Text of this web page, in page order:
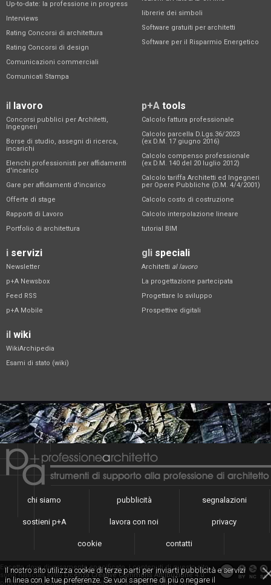
Up-to-date: la professione in progress
Interviews
Rating Concorsi di architettura
Rating Concorsi di design
Comunicazioni commerciali
Comunicati Stampa
librerie dei simboli
Software gratuiti per architetti
Software per il Risparmio Energetico
il lavoro
Concorsi pubblici per Architetti,
Ingegneri
Borse di studio, assegni di ricerca,
incarichi
Elenchi professionisti per affidamenti
d'incarico
Gare per affidamenti d'incarico
Offerte di stage
Rapporti di Lavoro
Portfolio di architettura
i servizi
Newsletter
p+A Newsbox
Feed RSS
p+A Mobile
il wiki
WikiArchipedia
Esami di stato (wiki)
p+A tools
Calcolo fattura professionale
Calcolo parcella D.Lgs.36/2023
(ex D.M. 17 giugno 2016)
Calcolo compenso professionale
(ex D.M. 140 del 20 luglio 2012)
Calcolo tariffa Architetti ed Ingegneri
per Opere Pubbliche (D.M. 4/4/2001)
Calcolo costo di costruzione
Calcolo interpolazione lineare
tutorial BIM
gli speciali
Architetti al lavoro
La progettazione partecipata
Progettare lo sviluppo
Prospettive digitali
chi siamo pubblicità segnalazioni
sostieni p+A lavora con noi privacy
cookie contatti
Eccetto dove diversamente specificato, i contenuti di questo sito
sono rilasciati sottoLicenza Creative Commons Attribuzione 4.0.
professioneArchitetto non è collegato ai siti recensiti e non è
Il nostro sito utilizza cookie di terze parti per inviarti pubblicità e servizi
in linea con le tue preferenze. Se vuoi saperne di più o negare il